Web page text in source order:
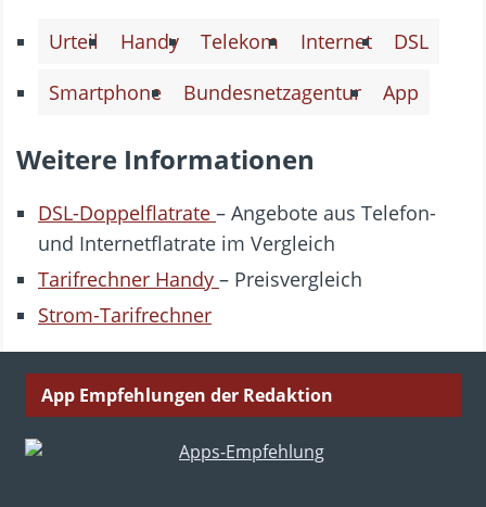
Urteil Handy Telekom Internet
DSL
Smartphone
Bundesnetzagentur App
Weitere Informationen
DSL-Doppelflatrate – Angebote aus Telefon-
und Internetflatrate im Vergleich
Tarifrechner Handy – Preisvergleich
Strom-Tarifrechner
App Empfehlungen der Redaktion